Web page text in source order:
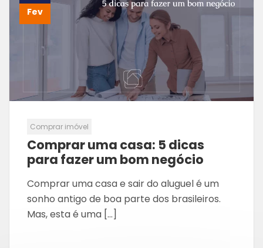
Fev
Comprar imóvel
Comprar uma casa: 5 dicas
para fazer um bom negócio
Comprar uma casa e sair do aluguel é um
sonho antigo de boa parte dos brasileiros.
Mas, esta é uma […]